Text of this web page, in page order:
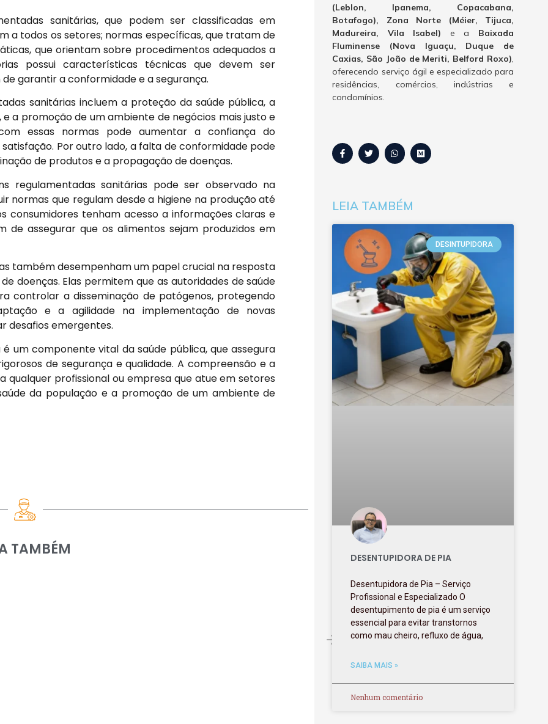
sanitárias, que podem ser classificadas em
a todos os setores; normas específicas, que tratam de
que orientam sobre procedimentos adequados a
possui características técnicas que devem ser
garantir a conformidade e a segurança.
sanitárias incluem a proteção da saúde pública, a
a promoção de um ambiente de negócios mais justo e
essas normas pode aumentar a confiança do
Por outro lado, a falta de conformidade pode
de produtos e a propagação de doenças.
regulamentadas sanitárias pode ser observado na
normas que regulam desde a higiene na produção até
consumidores tenham acesso a informações claras e
de assegurar que os alimentos sejam produzidos em
também desempenham um papel crucial na resposta
doenças. Elas permitem que as autoridades de saúde
controlar a disseminação de patógenos, protegendo
e a agilidade na implementação de novas
desafios emergentes.
um componente vital da saúde pública, que assegura
de segurança e qualidade. A compreensão e a
qualquer profissional ou empresa que atue em setores
da população e a promoção de um ambiente de
TAMBÉM
(Leblon, Ipanema, Copacabana,
Botafogo), Zona Norte (Méier, Tijuca,
Madureira, Vila Isabel) e a Baixada
Fluminense (Nova Iguaçu, Duque de
Caxias, São João de Meriti, Belford Roxo),
oferecendo serviço ágil e especializado para
residências, comércios, indústrias e
condomínios.
LEIA TAMBÉM
DESINTUPIDORA
DESENTUPIDORA DE PIA
Desentupidora de Pia – Serviço
Profissional e Especializado O
desentupimento de pia é um serviço
essencial para evitar transtornos
como mau cheiro, refluxo de água,
SAIBA MAIS »
Nenhum comentário